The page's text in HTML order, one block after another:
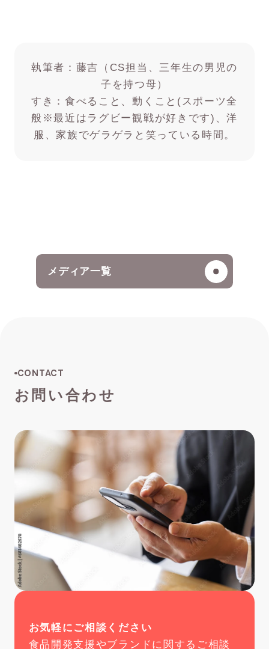
執筆者：藤吉（CS担当、三年生の男児の
子を持つ母）
すき：食べること、動くこと(スポーツ全
般※最近はラグビー観戦が好きです)、洋
服、家族でゲラゲラと笑っている時間。
メディア一覧
CONTACT
お問い合わせ
お気軽にご相談ください
食品開発支援やブランドに関するご相談